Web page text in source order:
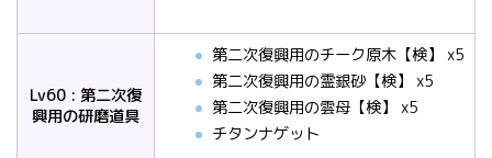
Lv60 : 第二次復
興用の研磨道具
第二次復興用のチーク原木【検】 x5
第二次復興用の霊銀砂【検】 x5
第二次復興用の雲母【検】 x5
チタンナゲット